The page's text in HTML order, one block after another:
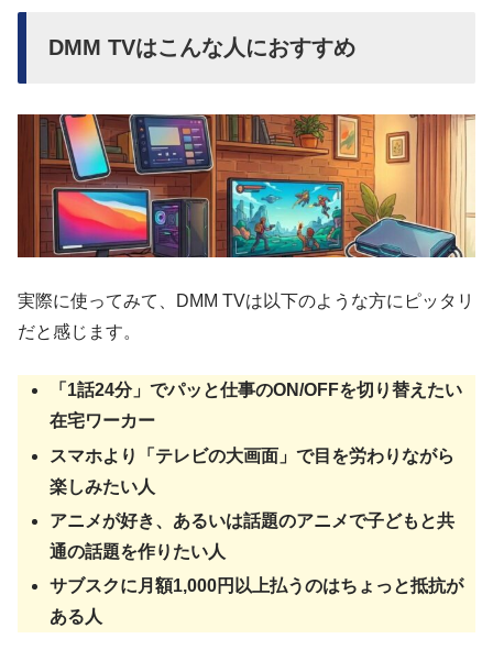
DMM TVはこんな人におすすめ
実際に使ってみて、DMM TVは以下のような方にピッタリ
だと感じます。
「1話24分」でパッと仕事のON/OFFを切り替えたい
在宅ワーカー
スマホより「テレビの大画面」で目を労わりながら
楽しみたい人
アニメが好き、あるいは話題のアニメで子どもと共
通の話題を作りたい人
サブスクに月額1,000円以上払うのはちょっと抵抗が
ある人